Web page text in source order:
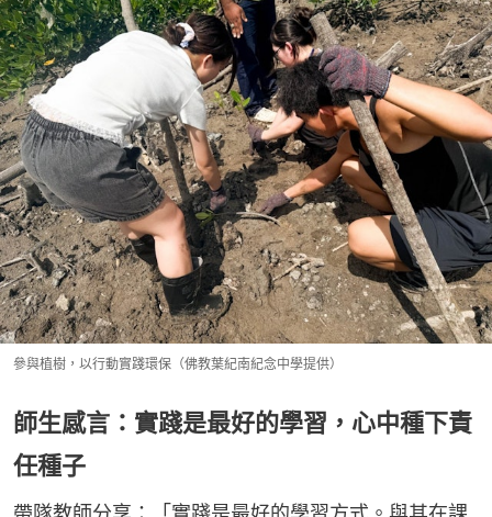
參與植樹，以行動實踐環保（佛教葉紀南紀念中學提供）
師生感言：實踐是最好的學習，心中種下責
任種子